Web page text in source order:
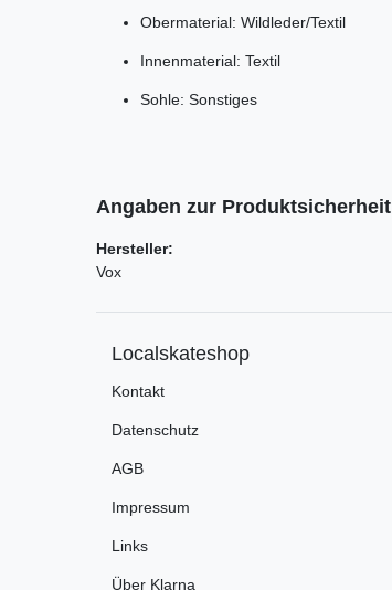
Obermaterial: Wildleder/Textil
Innenmaterial: Textil
Sohle: Sonstiges
Angaben zur Produktsicherheit
Hersteller:
Vox
Localskateshop
Kontakt
Datenschutz
AGB
Impressum
Links
Über Klarna